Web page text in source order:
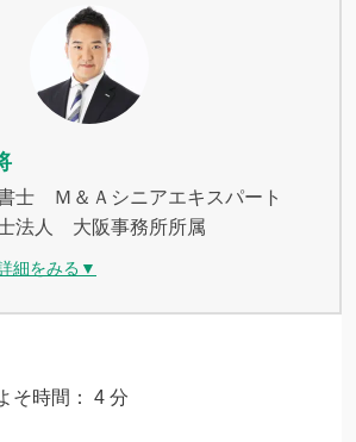
士 Ｍ＆Ａシニアエキスパート
法人 大阪事務所所属
細をみる▼
そ時間： 4 分